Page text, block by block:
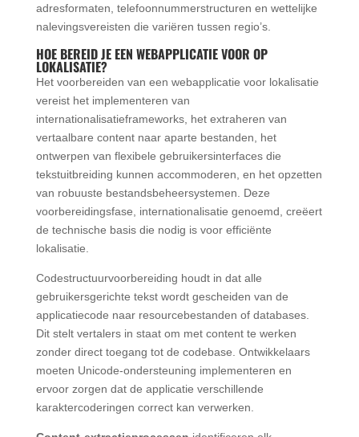
adresformaten, telefoonnummerstructuren en wettelijke
nalevingsvereisten die variëren tussen regio’s.
HOE BEREID JE EEN WEBAPPLICATIE VOOR OP
LOKALISATIE?
Het voorbereiden van een webapplicatie voor lokalisatie
vereist het implementeren van
internationalisatieframeworks, het extraheren van
vertaalbare content naar aparte bestanden, het
ontwerpen van flexibele gebruikersinterfaces die
tekstuitbreiding kunnen accommoderen, en het opzetten
van robuuste bestandsbeheersystemen. Deze
voorbereidingsfase, internationalisatie genoemd, creëert
de technische basis die nodig is voor efficiënte
lokalisatie.
Codestructuurvoorbereiding houdt in dat alle
gebruikersgerichte tekst wordt gescheiden van de
applicatiecode naar resourcebestanden of databases.
Dit stelt vertalers in staat om met content te werken
zonder direct toegang tot de codebase. Ontwikkelaars
moeten Unicode-ondersteuning implementeren en
ervoor zorgen dat de applicatie verschillende
karaktercoderingen correct kan verwerken.